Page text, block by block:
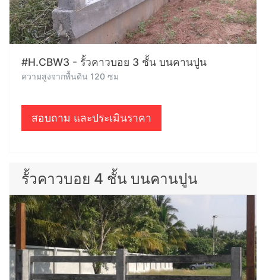
#H.CBW3 - รั้วคาวบอย 3 ชั้น บนคานปูน
ความสูงจากพื้นดิน 120 ซม
สอบถาม และประเมินราคา
รั้วคาวบอย 4 ชั้น บนคานปูน